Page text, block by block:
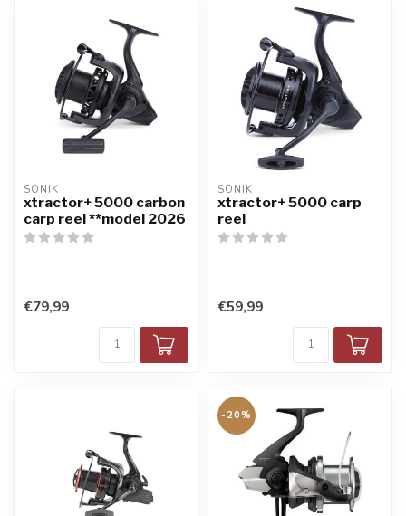
SONIK
xtractor+ 5000 carbon
carp reel **model 2026
€79,99
SONIK
xtractor+ 5000 carp
reel
€59,99
-20%